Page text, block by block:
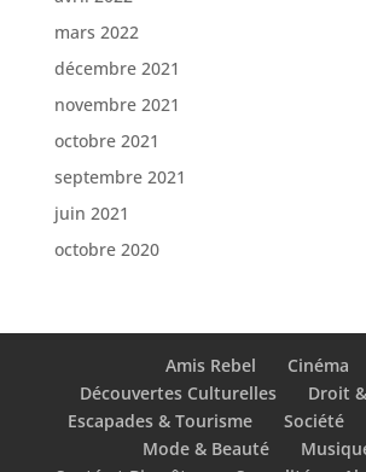
mars 2022
décembre 2021
novembre 2021
octobre 2021
septembre 2021
juin 2021
octobre 2020
Amis Rebel
Cinéma
Découvertes Culturelles
Droit
Escapades & Tourisme
Société
Mode & Beauté